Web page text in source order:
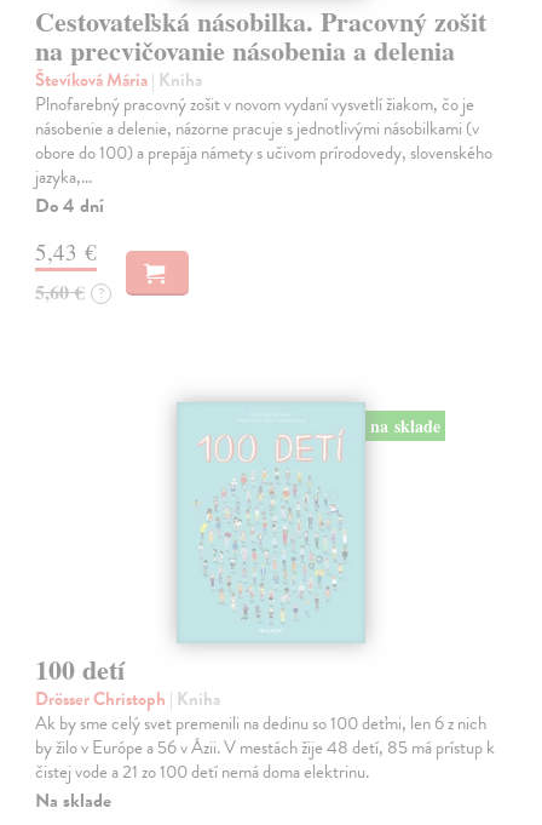
Cestovateľská násobilka. Pracovný zošit
na precvičovanie násobenia a delenia
Števíková Mária| Kniha
Plnofarebný pracovný zošit v novom vydaní vysvetlí žiakom, čo je
násobenie a delenie, názorne pracuje s jednotlivými násobilkami (v
obore do 100) a prepája námety s učivom prírodovedy, slovenského
jazyka,…
Do 4 dní
5,43 €
5,60 € ?
na sklade
100 detí
Drösser Christoph | Kniha
Ak by sme celý svet premenili na dedinu so 100 deťmi, len 6 z nich
by žilo v Európe a 56 v Ázii. V mestách žije 48 detí, 85 má prístup k
čistej vode a 21 zo 100 detí nemá doma elektrinu.
Na sklade